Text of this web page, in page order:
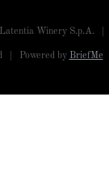
Winery S.p.A. |
| Powered by BriefMe